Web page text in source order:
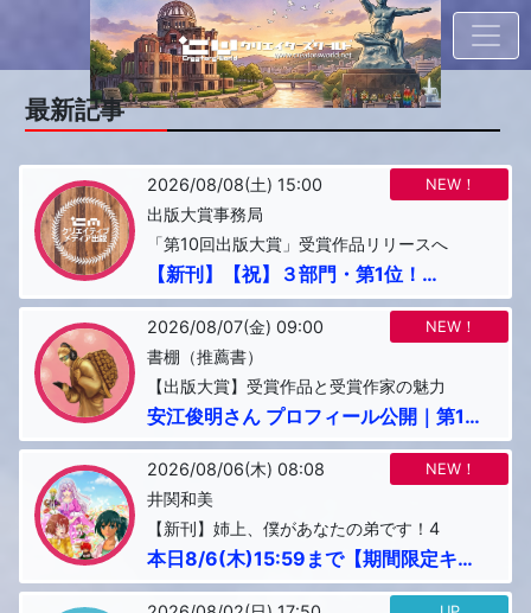
最新記事
NEW！
2026/08/08(土) 15:00
出版大賞事務局
「第10回出版大賞」受賞作品リリースへ
【新刊】【祝】３部門・第1位！
Amazon売れ筋ランキング『姉上、僕が
あなたの...
NEW！
2026/08/07(金) 09:00
書棚（推薦書）
【出版大賞】受賞作品と受賞作家の魅力
安江俊明さん プロフィール公開｜第10
回出版大賞「最優秀部門賞」受賞作品
『...
NEW！
2026/08/06(木) 08:08
井関和美
【新刊】姉上、僕があなたの弟です！4
本日8/6(木)15:59まで【期間限定キャ
ンペーン】『姉上、僕があなたの弟で
す！...